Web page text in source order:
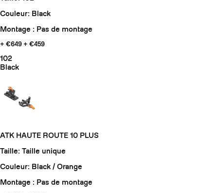
Couleur: Black
Montage : Pas de montage
+ €649 + €459
102
Black
ATK HAUTE ROUTE 10 PLUS
Taille: Taille unique
Couleur: Black / Orange
Montage : Pas de montage